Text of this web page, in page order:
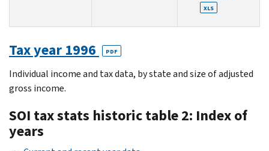
XLS
Tax year 1996 PDF
Individual income and tax data, by state and size of adjusted
gross income.
SOI tax stats historic table 2: Index of
years